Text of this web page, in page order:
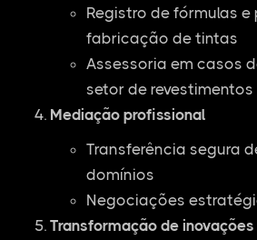
Registro de fórmulas
fabricação de tintas
Assessoria em casos
setor de revestimentos
Mediação profissional
Transferência segura
domínios
Negociações
Transformação de